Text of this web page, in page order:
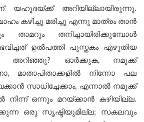
യഹൂദയ്ക്ക് അറിയില്ലായിരുന്നു.
കഴിച്ചു മരിച്ചു എന്നു മാത്രം താന്‍
തനിച്ചായിരിക്കുമ്പോൾ
ഉല്‍പത്തി പുസ്തകം എഴുതിയ
അറിഞ്ഞു? ഓർക്കുക, നമുക്ക്
മാതാപിതാക്കളിൽ നിന്നോ പല
സാധിച്ചേക്കാം, എന്നാൽ നമുക്ക്
നിന്ന് ഒന്നും മറയ്ക്കാൻ കഴിയില്ല.
ഒരു സൃഷ്ടിയുമില്ല; സകലവും